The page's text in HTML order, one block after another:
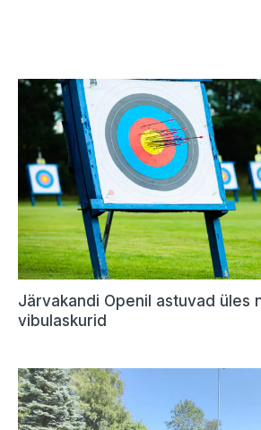
Järvakandi Openil astuvad üles
vibulaskurid